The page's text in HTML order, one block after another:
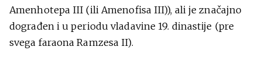
Amenhotepa III (ili Amenofisa III)), ali je značajno
dograđen i u periodu vladavine 19. dinastije (pre
svega faraona Ramzesa II).